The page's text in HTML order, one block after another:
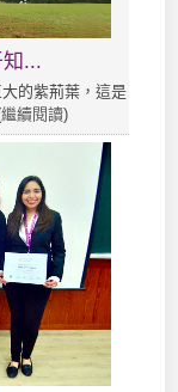
...
的紫荊葉，這是
繼續閱讀)